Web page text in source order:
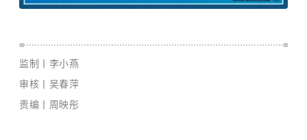
监制丨李小燕
审核丨吴春萍
责编丨周映彤